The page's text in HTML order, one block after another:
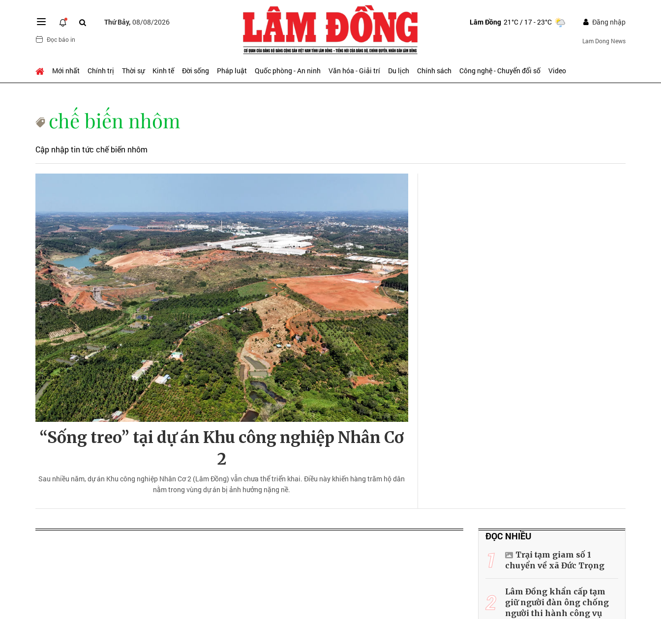
Thứ Bảy, 08/08/2026
Đọc báo in
Lâm Đồng 21°C/ 17 - 23°C Đăng nhập
Lam Dong News
Mới nhất Chính trị Thời sự Kinh tế Đời sống Pháp luật Quốc phòng - An ninh Văn hóa - Giải trí Du lịch Chính sách Công nghệ - Chuyển đổi số Video
chế biến nhôm
Cập nhập tin tức chế biến nhôm
“Sống treo” tại dự án Khu công nghiệp Nhân Cơ
2
Sau nhiều năm, dự án Khu công nghiệp Nhân Cơ 2 (Lâm Đồng) vẫn chưa thể triển khai. Điều này khiến hàng trăm hộ dân
nằm trong vùng dự án bị ảnh hưởng nặng nề.
ĐỌC NHIỀU
1
Trại tạm giam số 1
chuyển về xã Đức Trọng
2
Lâm Đồng khẩn cấp tạm
giữ người đàn ông chống
người thi hành công vụ